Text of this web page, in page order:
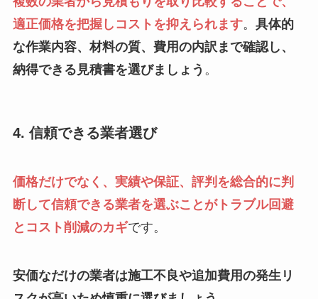
適正価格を把握しコストを抑えられます。 具体的
な作業内容、材料の質、費用の内訳まで確認し、
納得できる見積書を選びましょう 。
4. 信頼できる業者選び
価格だけでなく、実績や保証、評判を総合的に判
断して信頼できる業者を選ぶことがトラブル回避
とコスト削減のカギです。
安価なだけの業者は施工不良や追加費用の発生リ